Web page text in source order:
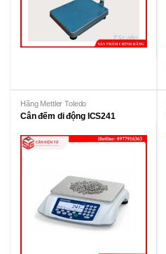
Hãng Mettler Toledo
Cân đếm di động ICS241